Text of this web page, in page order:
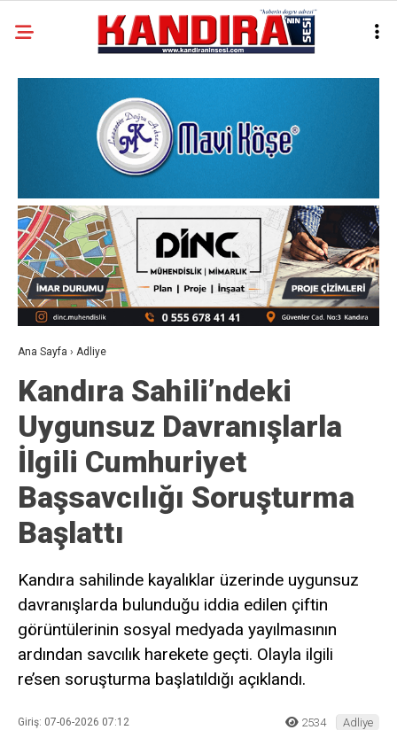
Ana Sayfa › Adliye
Kandıra Sahili’ndeki
Uygunsuz Davranışlarla
İlgili Cumhuriyet
Başsavcılığı Soruşturma
Başlattı
Kandıra sahilinde kayalıklar üzerinde uygunsuz
davranışlarda bulunduğu iddia edilen çiftin
görüntülerinin sosyal medyada yayılmasının
ardından savcılık harekete geçti. Olayla ilgili
re’sen soruşturma başlatıldığı açıklandı.
Giriş: 07-06-2026 07:12
2534 Adliye